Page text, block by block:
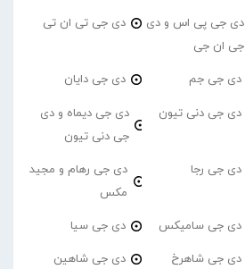
دی جی پی اس و دی
جی ان جی
دی جی تی ان تی
دی جی جم دی جی دایان
دی جی دنی تیون
دی جی دیماه و دی
جی دنی تیون
دی جی رجا
دی جی رهام و مجید
مکس
دی جی سامیکس دی جی سیا
دی جی شاهرخ دی جی شاهین